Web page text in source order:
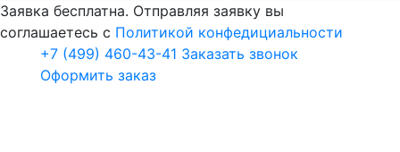
Заявка бесплатна. Отправляя заявку вы
соглашаетесь с Политикой конфедициальности
+7 (499) 460-43-41 Заказать звонок
Оформить заказ